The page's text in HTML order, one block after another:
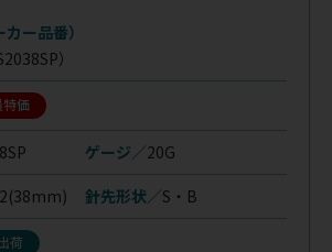
ー品番）
）
特価
ゲージ／20G
針先形状／S・B
荷